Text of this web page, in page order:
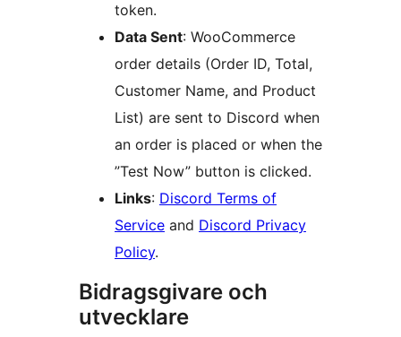
token.
Data Sent: WooCommerce
order details (Order ID, Total,
Customer Name, and Product
List) are sent to Discord when
an order is placed or when the
”Test Now” button is clicked.
Links: Discord Terms of
Service and Discord Privacy
Policy.
Bidragsgivare och
utvecklare